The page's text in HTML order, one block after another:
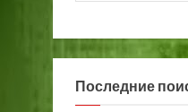
Последние